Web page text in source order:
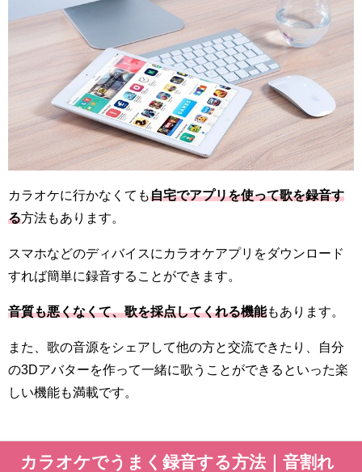
カラオケに行かなくても自宅でアプリを使って歌を録音す
る方法もあります。
スマホなどのディバイスにカラオケアプリをダウンロード
すれば簡単に録音することができます。
音質も悪くなくて、歌を採点してくれる機能もあります。
また、歌の音源をシェアして他の方と交流できたり、自分
の3Dアバターを作って一緒に歌うことができるといった楽
しい機能も満載です。
カラオケでうまく録音する方法｜音割れ